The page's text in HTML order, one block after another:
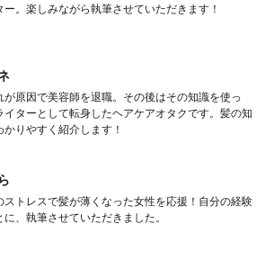
ー。楽しみながら執筆させていただきます！
が原因で美容師を退職。その後はその知識を使っ
イターとして転身したヘアケアオタクです。髪の知
かりやすく紹介します！
ストレスで髪が薄くなった女性を応援！自分の経験
に、執筆させていただきました。